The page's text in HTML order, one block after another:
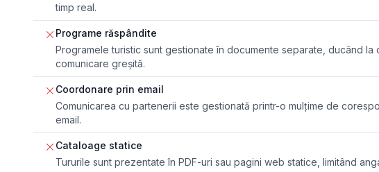
timp real.
Programe răspândite
Programele turistic sunt gestionate în documente separate, ducând la
comunicare greșită.
Coordonare prin email
Comunicarea cu partenerii este gestionată printr-o mulțime de
email.
Cataloage statice
Tururile sunt prezentate în PDF-uri sau pagini web statice, limitând